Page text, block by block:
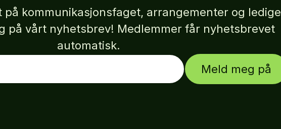
på kommunikasjonsfaget, arrangementer og ledige
på vårt nyhetsbrev! Medlemmer får nyhetsbrevet
automatisk.
Meld meg på